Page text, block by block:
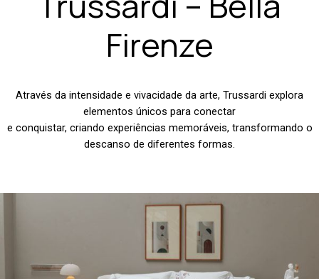
Firenze
Através da intensidade e vivacidade da arte, Trussardi explora
elementos únicos para conectar
e conquistar, criando experiências memoráveis, transformando o
descanso de diferentes formas.